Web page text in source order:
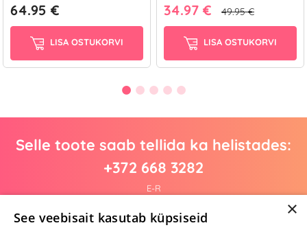
64.95 €
LISA OSTUKORVI
34.97 € 49.95 €
LISA OSTUKORVI
Selle toote saab tellida ka helistades:
+372 668 3282
E-R
×
See veebisait kasutab küpsiseid